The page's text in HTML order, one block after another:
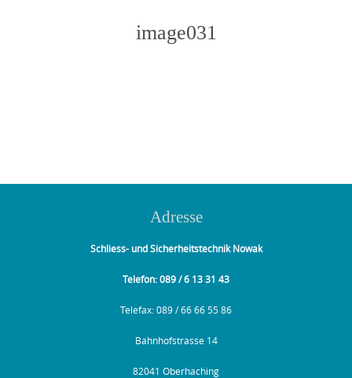
image031
Adresse
Schliess- und Sicherheitstechnik Nowak
Telefon: 089 / 6 13 31 43
Telefax: 089 / 66 66 55 86
Bahnhofstrasse 14
82041 Oberhaching